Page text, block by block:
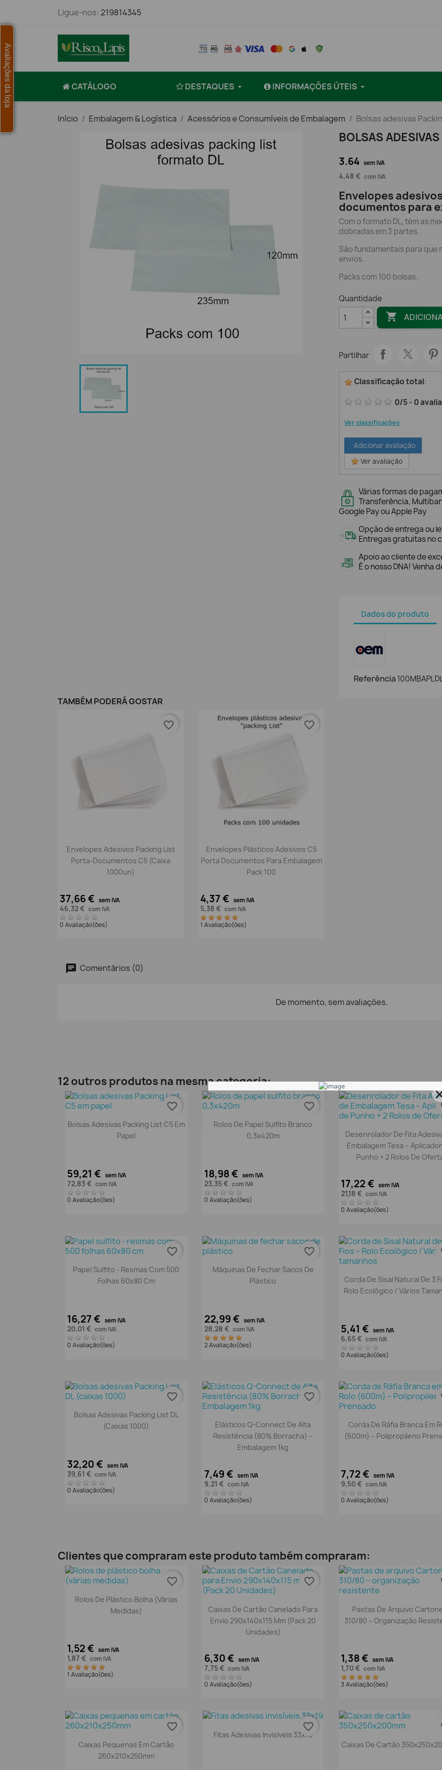
Ligue-nos: 219814345
CATÁLOGO DESTAQUES INFORMAÇÕES ÚTEIS
Início Embalagem & Logística Acessórios e Consumíveis de Embalagem Bolsas adesivas
BOLSAS
3.64 sem IVA
4,48 € com IVA
Envelopes
documentos para
Com o formato DL, têm as
dobradas em 3 partes.
São fundamentais para que
envios.
Packs com 100 bolsas.
Quantidade

Partilhar
Classificação total:
0/5- 0
Ver classificações
Adicionar avaliação
Ver avaliação
Várias formas de
Transferência,
Google Pay ou Apple Pay
Opção de entrega ou
Entregas gratuitas no
Apoio ao cliente de
É o nosso DNA! Venha
Dados do produto
Referência
TAMBÉM PODERÁ GOSTAR
Vista rápida
Envelopes Adesivos Packing List
Porta-Documentos C5 (Caixa
1000un)
37,66 € sem IVA
46,32 € com IVA
0 Avaliação(ões)
favorite_border
Vista rápida
Envelopes Plásticos Adesivos C5
Porta Documentos Para Embalagem
Pack 100
4,37 € sem IVA
5,38 € com IVA
1 Avaliação(ões)
favorite_border
Comentários (0)
De momento, sem avaliações.
12 outros produtos na mesma categoria:
Vista rápida
Bolsas Adesivas Packing List C5 Em
Papel
59,21 € sem IVA
72,83 € com IVA
0 Avaliação(ões)
favorite_border
Vista rápida
Rolos De Papel Sulfito Branco
0,3x420m
18,98 € sem IVA
23,35 € com IVA
0 Avaliação(ões)
favorite_border
Vista rápida
Desenrolador De Fita
Embalagem Tesa –
Punho + 2 Rolos De
17,22 € sem IVA
21,18 € com IVA
0 Avaliação(ões)
Vista rápida
Papel Sulfito - Resmas Com 500
Folhas 60x80 Cm
16,27 € sem IVA
20,01 € com IVA
0 Avaliação(ões)
favorite_border
Vista rápida
Máquinas De Fechar Sacos De
Plástico
22,99 € sem IVA
28,28 € com IVA
2 Avaliação(ões)
favorite_border
 Vista rápida
Corda De Sisal Natural De 3
Rolo Ecológico / Vários
5,41 € sem IVA
6,65 € com IVA
0 Avaliação(ões)
Vista rápida
Bolsas Adesivas Packing List DL
(caixas 1000)
32,20 € sem IVA
39,61 € com IVA
0 Avaliação(ões)
favorite_border
Vista rápida
Elásticos Q-Connect De Alta
Resistência (80% Borracha) –
Embalagem 1kg
7,49 € sem IVA
9,21 € com IVA
0 Avaliação(ões)
favorite_border
Vista rápida
Corda De Ráfia Branca Em
(600m) – Polipropileno
7,72 € sem IVA
9,50 € com IVA
0 Avaliação(ões)
Clientes que compraram este produto também compraram:
 Vista rápida
Rolos De Plástico Bolha (várias
Medidas)
1,52 € sem IVA
1,87 € com IVA
1 Avaliação(ões)
favorite_border
 Vista rápida
Caixas De Cartão Canelado Para
Envio 290x140x115 Mm (Pack 20
Unidades)
6,30 € sem IVA
7,75 € com IVA
0 Avaliação(ões)
favorite_border
Vista rápida
Pastas De Arquivo
310/80 – Organização
1,38 € sem IVA
1,70 € com IVA
3 Avaliação(ões)
Vista rápida
Caixas Pequenas Em Cartão
260x210x250mm
favorite_border Vista rápida
Fitas Adesivas Invisíveis 33x19
favorite_border
Vista rápida
Caixas De Cartão
Avaliações da loja